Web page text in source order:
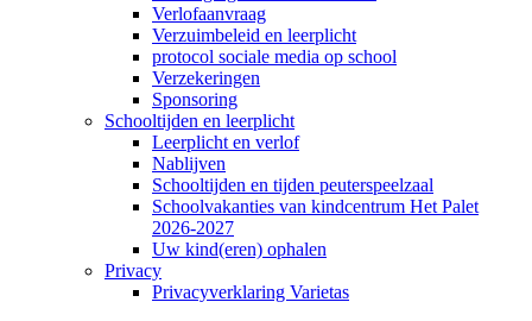
Verlofaanvraag
Verzuimbeleid en leerplicht
protocol sociale media op school
Verzekeringen
Sponsoring
Schooltijden en leerplicht
Leerplicht en verlof
Nablijven
Schooltijden en tijden peuterspeelzaal
Schoolvakanties van kindcentrum Het Palet
2026-2027
Uw kind(eren) ophalen
Privacy
Privacyverklaring Varietas